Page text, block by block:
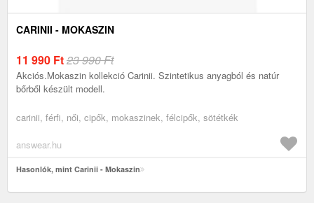
CARINII - MOKASZIN
11 990 Ft23 990 Ft
Akciós.Mokaszin kollekció Carinii. Szintetikus anyagból és natúr
bőrből készült modell.
carinii, férfi, női, cipők, mokaszinek, félcipők, sötétkék
answear.hu
Hasonlók, mint Carinii - Mokaszin